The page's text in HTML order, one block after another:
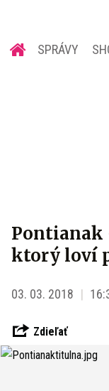
SPRÁVY
ktorý loví
03. 03. 2018
Zdieľať